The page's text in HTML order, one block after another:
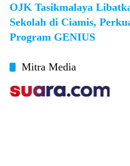
OJK Tasikmalaya
Sekolah di Ciamis,
Program GENIUS
Mitra Media